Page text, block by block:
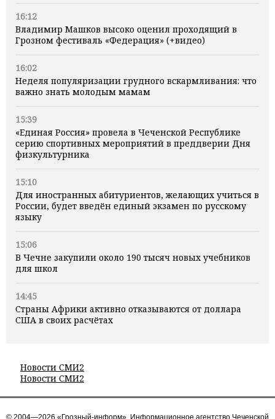
16:12
Владимир Машков высоко оценил проходящий в
Грозном фестиваль «Федерация» (+видео)
16:02
Неделя популяризации грудного вскармливания: что
важно знать молодым мамам
15:39
«Единая Россия» провела в Чеченской Республике
серию спортивных мероприятий в преддверии Дня
физкультурника
15:10
Для иностранных абитуриентов, желающих учиться в
России, будет введён единый экзамен по русскому
языку
15:06
В Чечне закупили около 190 тысяч новых учебников
для школ
14:45
Страны Африки активно отказываются от доллара
США в своих расчётах
Новости СМИ2
Новости СМИ2
© 2004—2026 «Грозный-информ», Информационное агентство Чеченской